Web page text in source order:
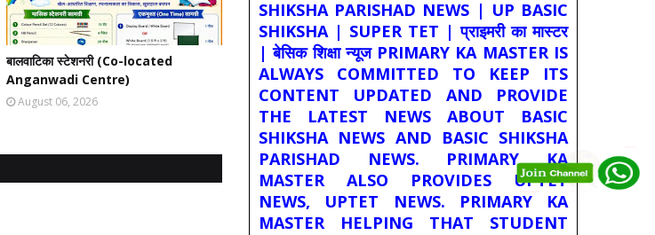
बालवाटिका स्टेशनरी (Co-located
Anganwadi Centre)
August 06, 2026
SHIKSHA PARISHAD NEWS | UP BASIC
SHIKSHA | SUPER TET | प्राइमरी का मास्टर
| बेसिक शिक्षा न्यूज PRIMARY KA MASTER IS
ALWAYS COMMITTED TO KEEP ITS
CONTENT UPDATED AND PROVIDE
THE LATEST NEWS ABOUT BASIC
SHIKSHA NEWS AND BASIC SHIKSHA
PARISHAD NEWS. PRIMARY KA
MASTER ALSO PROVIDES UPTET
NEWS, UPTET NEWS. PRIMARY KA
MASTER HELPING THAT STUDENT